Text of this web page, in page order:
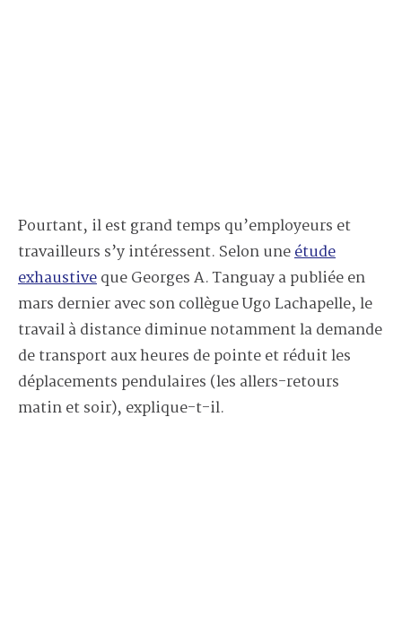
Pourtant, il est grand temps qu’employeurs et
travailleurs s’y intéressent. Selon uneétude
exhaustiveque Georges A. Tanguay a publiée en
mars dernier avec son collègue Ugo Lachapelle, le
travail à distance diminue notamment la demande
de transport aux heures de pointe et réduit les
déplacements pendulaires (les allers-retours
matin et soir), explique-t-il.